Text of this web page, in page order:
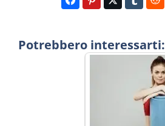
Potrebbero interessarti: